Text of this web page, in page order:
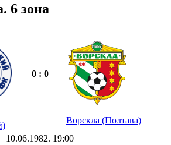
6 зона
0 : 0
Ворскла (Полтава)
10.06.1982. 19:00